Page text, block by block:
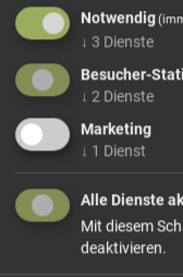
Weißburgunder
Die Trauben für
verschiedenen
und Tramin. Die
zwischen 250 und
sensorische
Der Weißburgunder
einem trockenen,
grünlich bis
Notwendig
↓ 3 Dienste
Besucher-
↓ 2 Dienste
Marketing
↓ 1 Dienst
Alle Dienste
Mit diesem
deaktivieren.